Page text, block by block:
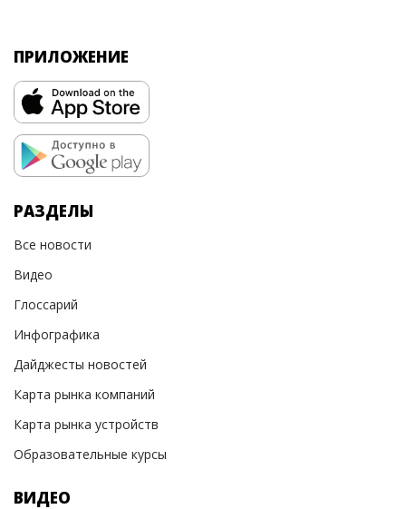
ПРИЛОЖЕНИЕ
РАЗДЕЛЫ
Все новости
Видео
Глоссарий
Инфографика
Дайджесты новостей
Карта рынка компаний
Карта рынка устройств
Образовательные курсы
ВИДЕО